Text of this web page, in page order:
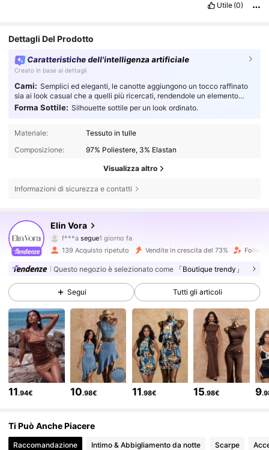
Utile (0)
Dettagli Del Prodotto
Caratteristiche dell'intelligenza artificiale
Creato in base ai dettagli
Cami: Semplici ed eleganti, le canotte aggiungono un tocco raffinato
sia ai look casual che a quelli più ricercati, rendendole un elemento
indispensabile per ogni guardaroba.
Forma Sottile: Silhouette sottile per un look ordinato.
Materiale:
Tessuto in tulle
Composizione:
97% Poliestere, 3% Elastan
Visualizza altro
Informazioni di sicurezza e contatti
Elin Vora
f***a segue1 giorno fa
1.3K Follower
4.56 1.3K Follower
4.56 1.3K Follower
4.56 1.3K Follower
139 Acquisto ripetuto Vendite in crescita del 73%
Questo negozio è selezionato come 「Boutique trendy」
Segui Tutti gli articoli
11.94€ 10.98€ 11.98€ 15.98€ 9
Ti Può Anche Piacere
Raccomandazione Intimo & Abbigliamento da notte Scarpe